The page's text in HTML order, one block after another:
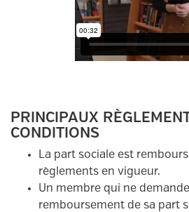
PRINCIPAUX
CONDITIONS
La part sociale est
règlements en vigueur.
Un membre qui ne
remboursement de sa part